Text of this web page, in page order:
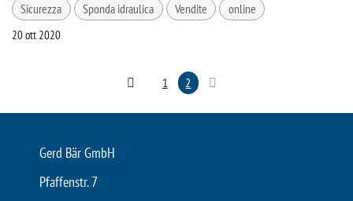
Sicurezza
Sponda idraulica Vendite online
20 ott 2020
1 2
Gerd Bär GmbH
Pfaffenstr. 7